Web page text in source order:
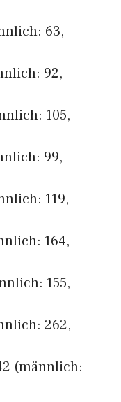
63,
92,
105,
99,
119,
164,
155,
262,
(männlich: